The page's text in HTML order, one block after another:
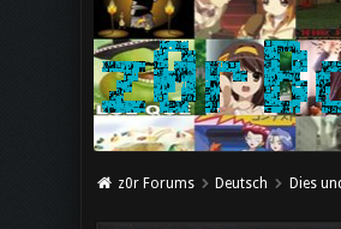
z0r Forums Deutsch Dies